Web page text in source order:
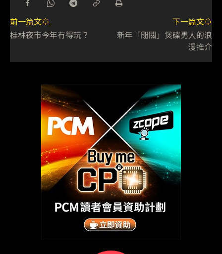
前一篇文章
桂林夜市今年冇得玩？
下一篇文章
新年「閉關」煲碟男人的浪
漫推介